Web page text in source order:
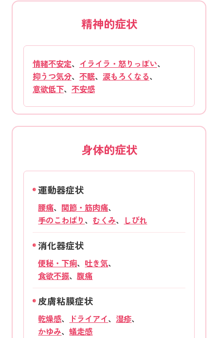
精神的症状
情緒不安定、 イライラ・怒りっぽい、
抑うつ気分、 不眠、 涙もろくなる、
意欲低下、 不安感
身体的症状
運動器症状
腰痛、 関節・筋肉痛、
手のこわばり 、 むくみ、 しびれ
消化器症状
便秘・下痢、 吐き気、
食欲不振、腹痛
皮膚粘膜症状
乾燥感、 ドライアイ、 湿疹、
かゆみ、蟻走感